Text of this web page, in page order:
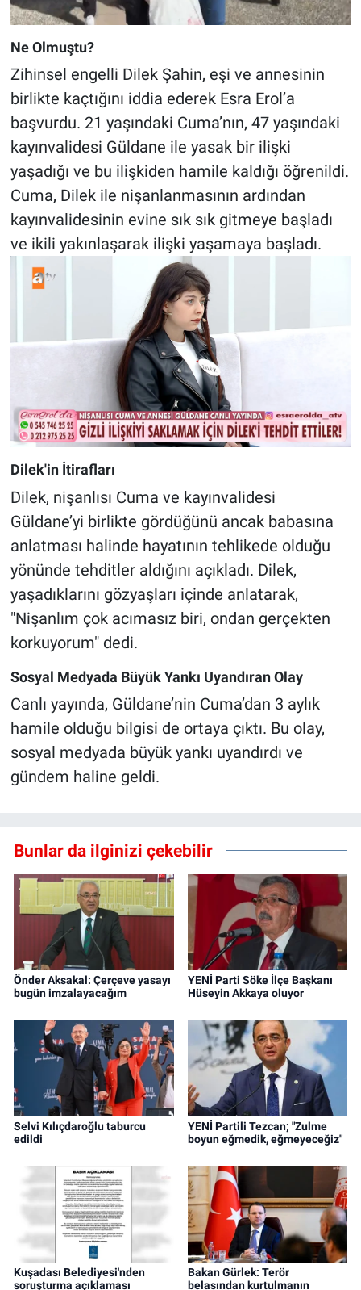
Ne Olmuştu?
Zihinsel engelli Dilek Şahin, eşi ve annesinin
birlikte kaçtığını iddia ederek Esra Erol’a
başvurdu. 21 yaşındaki Cuma’nın, 47 yaşındaki
kayınvalidesi Güldane ile yasak bir ilişki
yaşadığı ve bu ilişkiden hamile kaldığı öğrenildi.
Cuma, Dilek ile nişanlanmasının ardından
kayınvalidesinin evine sık sık gitmeye başladı
ve ikili yakınlaşarak ilişki yaşamaya başladı.
Dilek'in İtirafları
Dilek, nişanlısı Cuma ve kayınvalidesi
Güldane’yi birlikte gördüğünü ancak babasına
anlatması halinde hayatının tehlikede olduğu
yönünde tehditler aldığını açıkladı. Dilek,
yaşadıklarını gözyaşları içinde anlatarak,
"Nişanlım çok acımasız biri, ondan gerçekten
korkuyorum" dedi.
Sosyal Medyada Büyük Yankı Uyandıran Olay
Canlı yayında, Güldane’nin Cuma’dan 3 aylık
hamile olduğu bilgisi de ortaya çıktı. Bu olay,
sosyal medyada büyük yankı uyandırdı ve
gündem haline geldi.
Bunlar da ilginizi çekebilir
Önder Aksakal: Çerçeve yasayı
bugün imzalayacağım
YENİ Parti Söke İlçe Başkanı
Hüseyin Akkaya oluyor
Selvi Kılıçdaroğlu taburcu
edildi
YENİ Partili Tezcan; "Zulme
boyun eğmedik, eğmeyeceğiz"
Kuşadası Belediyesi'nden
soruşturma açıklaması
Bakan Gürlek: Terör
belasından kurtulmanın